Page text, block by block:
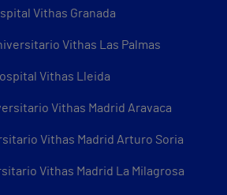
Vithas Granada
Vithas Las Palmas
Vithas Lleida
Vithas Madrid Aravaca
Vithas Madrid Arturo Soria
Vithas Madrid La Milagrosa